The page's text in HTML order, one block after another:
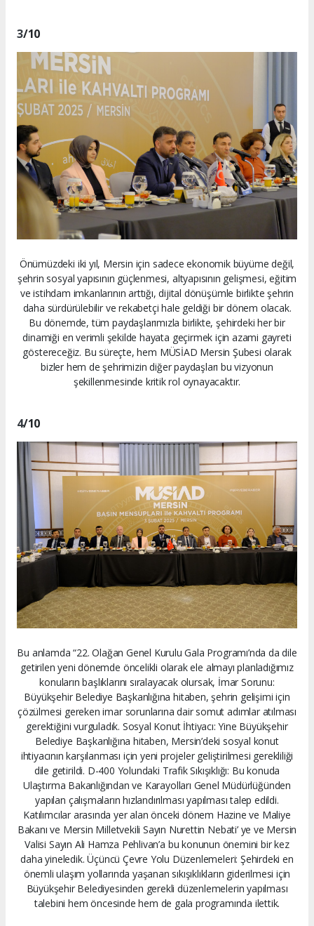
3/10
Önümüzdeki iki yıl, Mersin için sadece ekonomik büyüme değil,
şehrin sosyal yapısının güçlenmesi, altyapısının gelişmesi, eğitim
ve istihdam imkanlarının arttığı, dijital dönüşümle birlikte şehrin
daha sürdürülebilir ve rekabetçi hale geldiği bir dönem olacak.
Bu dönemde, tüm paydaşlarımızla birlikte, şehirdeki her bir
dinamiği en verimli şekilde hayata geçirmek için azami gayreti
göstereceğiz. Bu süreçte, hem MÜSİAD Mersin Şubesi olarak
bizler hem de şehrimizin diğer paydaşları bu vizyonun
şekillenmesinde kritik rol oynayacaktır.
4/10
Bu anlamda “22. Olağan Genel Kurulu Gala Programı’nda da dile
getirilen yeni dönemde öncelikli olarak ele almayı planladığımız
konuların başlıklarını sıralayacak olursak, İmar Sorunu:
Büyükşehir Belediye Başkanlığına hitaben, şehrin gelişimi için
çözülmesi gereken imar sorunlarına dair somut adımlar atılması
gerektiğini vurguladık. Sosyal Konut İhtiyacı: Yine Büyükşehir
Belediye Başkanlığına hitaben, Mersin’deki sosyal konut
ihtiyacının karşılanması için yeni projeler geliştirilmesi gerekliliği
dile getirildi. D-400 Yolundaki Trafik Sıkışıklığı: Bu konuda
Ulaştırma Bakanlığından ve Karayolları Genel Müdürlüğünden
yapılan çalışmaların hızlandırılması yapılması talep edildi.
Katılımcılar arasında yer alan önceki dönem Hazine ve Maliye
Bakanı ve Mersin Milletvekili Sayın Nurettin Nebati’ ye ve Mersin
Valisi Sayın Ali Hamza Pehlivan’a bu konunun önemini bir kez
daha yineledik. Üçüncü Çevre Yolu Düzenlemeleri: Şehirdeki en
önemli ulaşım yollarında yaşanan sıkışıklıkların giderilmesi için
Büyükşehir Belediyesinden gerekli düzenlemelerin yapılması
talebini hem öncesinde hem de gala programında ilettik.